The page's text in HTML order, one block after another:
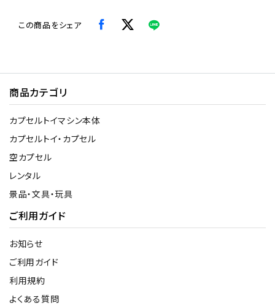
この商品をシェア
商品カテゴリ
カプセルトイマシン本体
カプセルトイ・カプセル
空カプセル
レンタル
景品・文具・玩具
ご利用ガイド
お知らせ
ご利用ガイド
利用規約
よくある質問